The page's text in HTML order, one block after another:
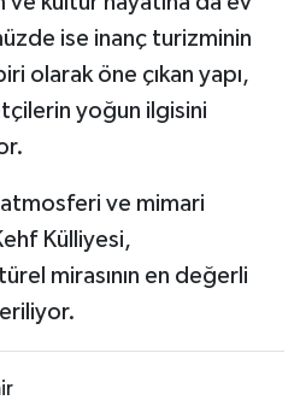
ise inanç turizminin
olarak öne çıkan yapı,
yoğun ilgisini
ve mimari
Külliyesi,
mirasının en değerli